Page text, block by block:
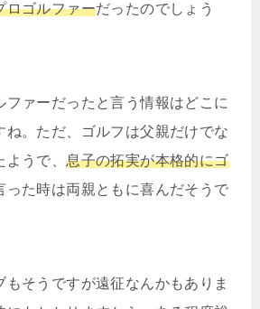
ロゴルファーだったのでしょう
ファーだったと言う情報はどこに
ね。ただ、ゴルフは父親だけでな
ようで、息子の拓実が本格的にゴ
った時は両親ともに喜んだそうで
もそうですが遠征なんかもありま